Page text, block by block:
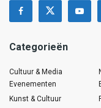
Categorieën
Cultuur & Media
Evenementen
Kunst & Cultuur